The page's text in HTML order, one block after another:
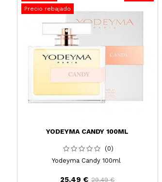
Precio rebajado
YODEYMA CANDY 100ML
(0)
Yodeyma Candy 100ml
25,49 € 29,49 €